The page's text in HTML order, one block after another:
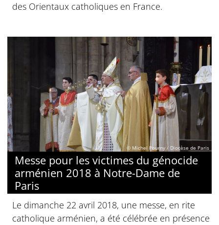
des Orientaux catholiques en France.
© Michel Pourny / Diocèse de Paris
Messe pour les victimes du génocide
arménien 2018 à Notre-Dame de
Paris
Le dimanche 22 avril 2018, une messe, en rite
catholique arménien, a été célébrée en présence